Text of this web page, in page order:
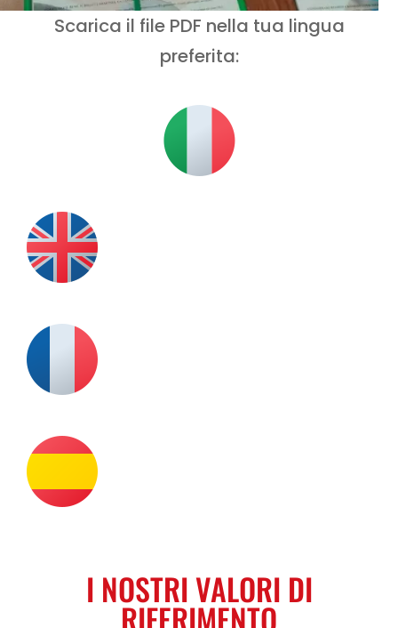
Scarica il file PDF nella tua lingua
preferita:
I NOSTRI VALORI DI